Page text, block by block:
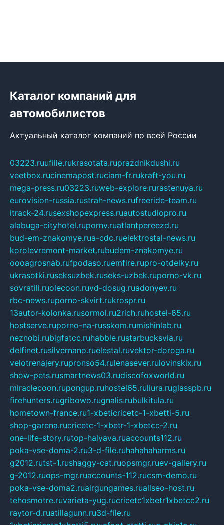
Каталог компаний для
автомобилистов
Актуальный каталог компаний по всей России
03223.ruufille.rukrasotata.ruprazdnikdushi.ru
veetbox.rucinemapost.ruciam-fr.rukraft-you.ru
mega-press.ru03223.ruweb-explore.rurastenuya.ru
eurovision-russia.rustrah-news.rufreeride-team.ru
itrack-24.rusexshopexpress.ruautostudiopro.ru
alabuga-cityhotel.rupornv.ruatlantpereezd.ru
bud-em-znakomye.rua-cdc.ruelektrostal-news.ru
korolevremont-market.rubudem-znakomye.ru
oooagrosnab.rufpodaso.ruemfire.rupro-otdelky.ru
ukrasotki.ruseksuzbek.ruseks-uzbek.ruporno-vk.ru
sovratili.ruolecoon.ruvd-dosug.ruadonyev.ru
rbc-news.ruporno-skvirt.rukrospr.ru
13autor-kolonka.rusormol.ru2rich.ruhostel-65.ru
hostserve.ruporno-na-russkom.rumishinlab.ru
neznobi.rubigfatcc.ruhabble.rustarbucksvia.ru
delfinet.rusilvernano.ruelestal.ruvektor-doroga.ru
velotrenajery.rupronso54.rulenasever.rulovinskix.ru
show-pets.rusmartnews03.rudiscofoxworld.ru
miraclecoon.rupongup.ruhostel65.ruliura.ruglasspb.ru
firehunters.rugribowo.rugnalis.rubulkitula.ru
hometown-france.ru1-xbeticricetc-1-xbetti-5.ru
shop-garena.rucricetc-1-xbetr-1-xbetcc-2.ru
one-life-story.rutop-halyava.ruaccounts112.ru
poka-vse-doma-2.ru3-d-file.ruhahahaharms.ru
g2012.rutst-1.rushaggy-cat.ruopsmgr.ruev-gallery.ru
g-2012.ruops-mgr.ruaccounts-112.rucsm-demo.ru
poka-vse-doma2.ruairgungames.ruallseo-host.ru
tehosmotre.ruvarieta-yug.rucricetc1xbetr1xbetcc2.ru
raytor-d.ruatillagunn.ru3d-file.ru